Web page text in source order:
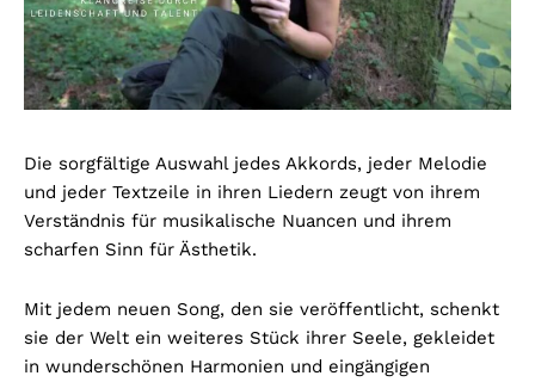
Die sorgfältige Auswahl jedes Akkords, jeder Melodie
und jeder Textzeile in ihren Liedern zeugt von ihrem
Verständnis für musikalische Nuancen und ihrem
scharfen Sinn für Ästhetik.
Mit jedem neuen Song, den sie veröffentlicht, schenkt
sie der Welt ein weiteres Stück ihrer Seele, gekleidet
in wunderschönen Harmonien und eingängigen